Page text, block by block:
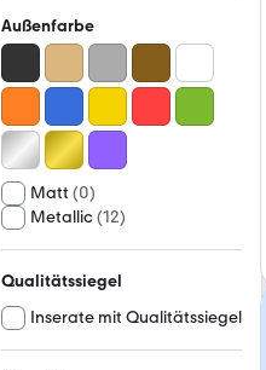
Außenfarbe
Matt (0)
Metallic(12)
Qualitätssiegel
Inserate mit Qualitätssiegel